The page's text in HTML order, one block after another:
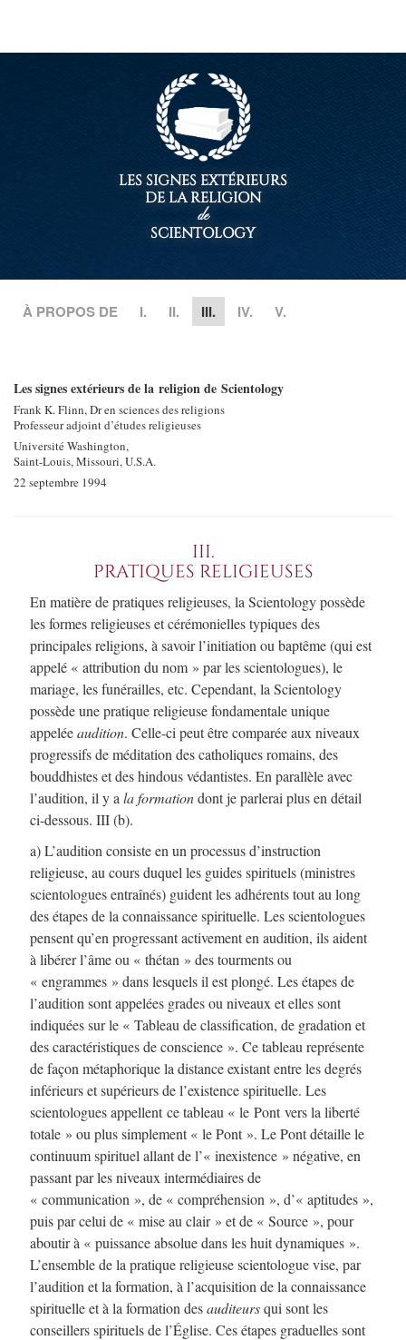
LES SIGNES EXTÉRIEURS
DE LA RELIGION
de
SCIENTOLOGY
À PROPOS DE I. II. III. IV. V.
Les signes extérieurs de la religion de Scientology
Frank K. Flinn, Dr en sciences des religions
Professeur adjoint d’études religieuses
Université Washington,
Saint-Louis, Missouri, U.S.A.
22 septembre 1994
III.
PRATIQUES RELIGIEUSES
En matière de pratiques religieuses, la Scientology possède
les formes religieuses et cérémonielles typiques des
principales religions, à savoir l’initiation ou baptême (qui est
appelé « attribution du nom » par les scientologues), le
mariage, les funérailles, etc. Cependant, la Scientology
possède une pratique religieuse fondamentale unique
appeléeaudition. Celle-ci peut être comparée aux niveaux
progressifs de méditation des catholiques romains, des
bouddhistes et des hindous védantistes. En parallèle avec
l’audition, il y a la formationdont je parlerai plus en détail
ci-dessous. III (b).
a) L’audition consiste en un processus d’instruction
religieuse, au cours duquel les guides spirituels (ministres
scientologues entraînés) guident les adhérents tout au long
des étapes de la connaissance spirituelle. Les scientologues
pensent qu’en progressant activement en audition, ils aident
à libérer l’âme ou « thétan » des tourments ou
« engrammes » dans lesquels il est plongé. Les étapes de
l’audition sont appelées grades ou niveaux et elles sont
indiquées sur le « Tableau de classification, de gradation et
des caractéristiques de conscience ». Ce tableau représente
de façon métaphorique la distance existant entre les degrés
inférieurs et supérieurs de l’existence spirituelle. Les
scientologues appellent ce tableau « le Pont vers la liberté
totale » ou plus simplement « le Pont ». Le Pont détaille le
continuum spirituel allant de l’« inexistence » négative, en
passant par les niveaux intermédiaires de
« communication », de « compréhension », d’« aptitudes »,
puis par celui de « mise au clair » et de « Source », pour
aboutir à « puissance absolue dans les huit dynamiques ».
L’ensemble de la pratique religieuse scientologue vise, par
l’audition et la formation, à l’acquisition de la connaissance
spirituelle et à la formation desauditeursqui sont les
conseillers spirituels de l’Église. Ces étapes graduelles sont